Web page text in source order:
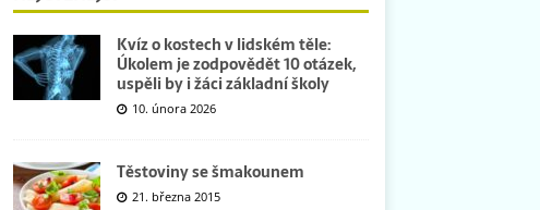
Kvíz o kostech v lidském těle:
Úkolem je zodpovědět 10 otázek,
uspěli by i žáci základní školy
10. února 2026
Těstoviny se šmakounem
21. března 2015